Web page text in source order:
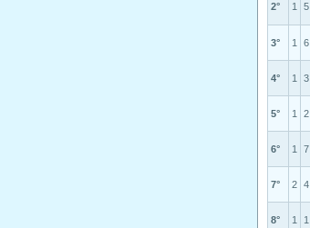
2° 1 5
3° 1 6
4° 1 3
5° 1 2
6° 1 7
7° 2 4
8° 1 1